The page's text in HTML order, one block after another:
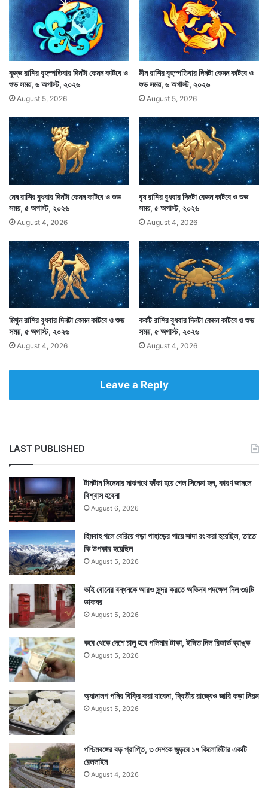
প্রতিদিন সারাদিনের মধ্যে মাঝে মাঝে কিছুটা ভালো সময় থাকে।
করলে শুভই হবে একথা জোর দিয়ে বলা যায়না। কারণ বিভিন্ন রাশি
গ্রহ নক্ষত্র ইত্যাদির উপর শুভ ফলের মাত্রা কমবেশি হয়ে থাকে।
তবুও কিছুটা শুভ ফল আশা করা যায়। যেমন অমৃতযোগ ও
মাহেন্দ্রযোগ।
এই যোগে যেকোনও শুভকাজে বেরলে সাধারণভাবে শুভ ফললাভ হয়ে
থাকে। যেমন চাকরির পরীক্ষা, কোথাও যাত্রা, কোনও শুভকাজে
যাওয়া, পরীক্ষা, বাড়ি কেনাবেচা ইত্যাদি যেকোনও এই কাজ
অমৃতযোগ ও মাহেন্দ্রযোগে করলে শুভ ফল পাওয়া যেতে পারে।
কুম্ভ রাশির বৃহস্পতিবার দিনটা কেমন কাটবে ও
শুভ সময়, ৬ অগাস্ট, ২০২৬
August 5, 2026
মীন রাশির বৃহস্পতিবার দিনটা কেমন কাটবে ও
শুভ সময়, ৬ অগাস্ট, ২০২৬
August 5, 2026
মেষ রাশির বুধবার দিনটা কেমন কাটবে ও শুভ
সময়, ৫ অগাস্ট, ২০২৬
August 4, 2026
বৃষ রাশির বুধবার দিনটা কেমন কাটবে ও শুভ
সময়, ৫ অগাস্ট, ২০২৬
August 4, 2026
মিথুন রাশির বুধবার দিনটা কেমন কাটবে ও শুভ
সময়, ৫ অগাস্ট, ২০২৬
August 4, 2026
কর্কট রাশির বুধবার দিনটা কেমন কাটবে ও শুভ
সময়, ৫ অগাস্ট, ২০২৬
August 4, 2026
Leave a Reply
LAST PUBLISHED
টানটান সিনেমার মাঝপথে ফাঁকা হয়ে গেল সিনেমা হল, কারণ জানলে
বিশ্বাস হবেনা
August 6, 2026
হিমবাহ গলে বেরিয়ে পড়া পাহাড়ের গায়ে সাদা রং করা হয়েছিল, তাতে
কি উপকার হয়েছিল
August 5, 2026
ভাই বোনের বন্ধনকে আরও সুন্দর করতে অভিনব পদক্ষেপ নিল ৩৪টি
ডাকঘর
August 5, 2026
কবে থেকে দেশে চালু হবে পলিমার টাকা, ইঙ্গিত দিল রিজার্ভ ব্যাঙ্ক
August 5, 2026
অ্যানালগ পনির বিক্রি করা যাবেনা, দ্বিতীয় রাজ্যেও জারি কড়া নিয়ম
August 5, 2026
পশ্চিমবঙ্গের বড় প্রাপ্তি, ৩ দেশকে জুড়বে ১৭ কিলোমিটার একটি
রেললাইন
August 4, 2026